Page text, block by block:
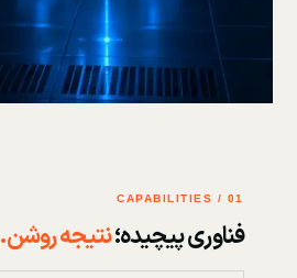
01 / CAPABILITIES
فناوری پیچیده؛نتیجه روشن.